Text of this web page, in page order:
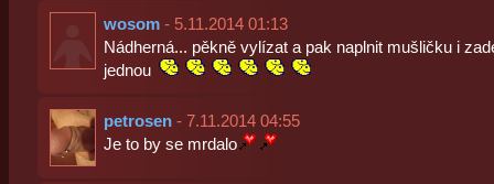
wosom- 5.11.2014 01:13
Nádherná... pěkně vylízat a pak naplnit mušličku i
jednou
petrosen- 7.11.2014 04:55
Je to by se mrdalo